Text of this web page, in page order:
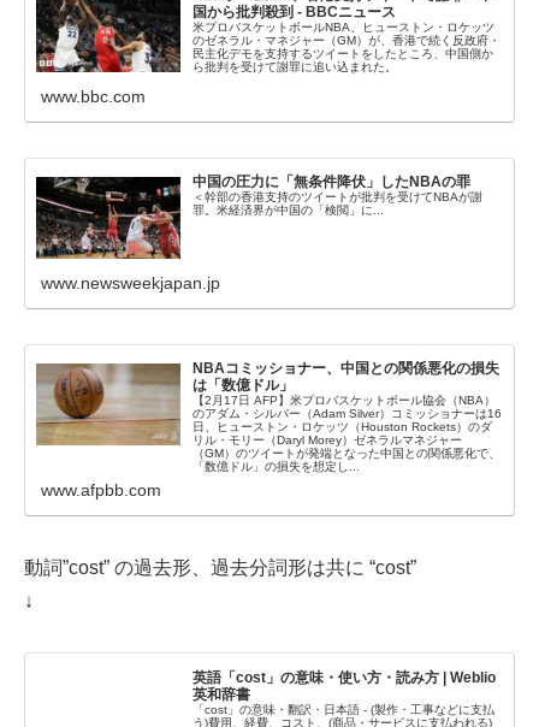
国から批判殺到 - BBCニュース
米プロバスケットボールNBA、ヒューストン・ロケッツ
のゼネラル・マネジャー（GM）が、香港で続く反政府・
民主化デモを支持するツイートをしたところ、中国側か
ら批判を受けて謝罪に追い込まれた。
www.bbc.com
中国の圧力に「無条件降伏」したNBAの罪
＜幹部の香港支持のツイートが批判を受けてNBAが謝
罪。米経済界が中国の「検閲」に...
www.newsweekjapan.jp
NBAコミッショナー、中国との関係悪化の損失
は「数億ドル」
【2月17日 AFP】米プロバスケットボール協会（NBA）
のアダム・シルバー（Adam Silver）コミッショナーは16
日、ヒューストン・ロケッツ（Houston Rockets）のダ
リル・モリー（Daryl Morey）ゼネラルマネジャー
（GM）のツイートが発端となった中国との関係悪化で、
「数億ドル」の損失を想定し...
www.afpbb.com
動詞”cost” の過去形、過去分詞形は共に “cost”
↓
英語「cost」の意味・使い方・読み方 | Weblio
英和辞書
「cost」の意味・翻訳・日本語 - (製作・工事などに支払
う)費用、経費、コスト、(商品・サービスに支払われる)